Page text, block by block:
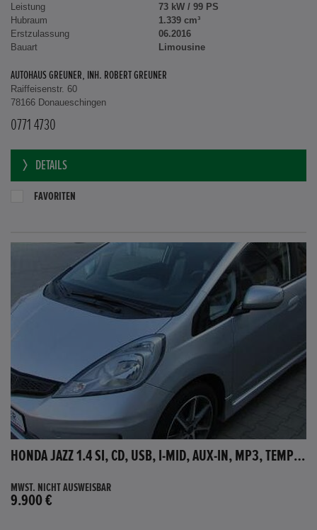
Leistung
73 kW / 99 PS
Hubraum
1.339 cm³
Erstzulassung
06.2016
Bauart
Limousine
AUTOHAUS GREUNER, INH. ROBERT GREUNER
Raiffeisenstr. 60
78166 Donaueschingen
0771 4730
DETAILS
FAVORITEN
HONDA JAZZ 1.4 SI, CD, USB, I-MID, AUX-IN, MP3, TEMPOMAT
MWST. NICHT AUSWEISBAR
9.900 €